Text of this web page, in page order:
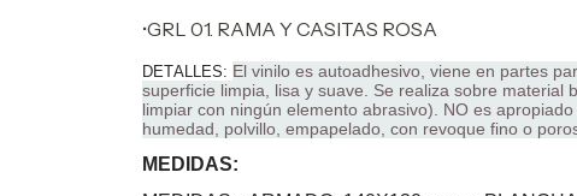
•GRL 01. RAMA Y CASITAS ROSA
DETALLES: El vinilo es autoadhesivo, viene en partes
superficie limpia, lisa y suave. Se realiza sobre material
limpiar con ningún elemento abrasivo). NO es
humedad, polvillo, empapelado, con revoque fino o
MEDIDAS: